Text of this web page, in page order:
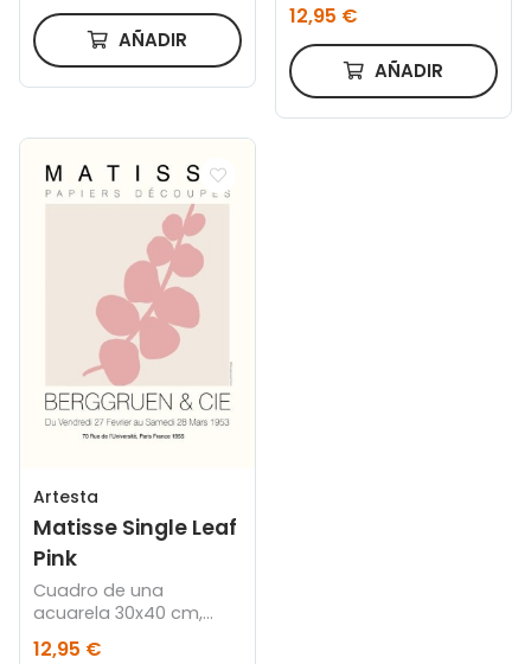
AÑADIR
12,95 €
AÑADIR
Artesta
Matisse Single Leaf
Pink
Cuadro de una
acuarela 30x40 cm,
12,95 €